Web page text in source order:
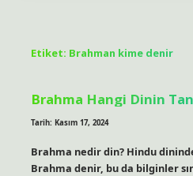
Etiket: Brahman kime denir
Brahma Hangi Dinin
Tarih: Kasım 17, 2024
Brahma nedir din? Hindu
Brahma denir, bu da bilginler